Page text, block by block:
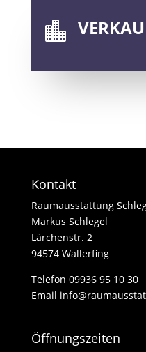

Kontakt
Raumausstattung
Markus Schlegel
Lärchenstr. 2
94574 Wallerfing
Telefon 09936 95 10 30
Email
Öffnungszeiten